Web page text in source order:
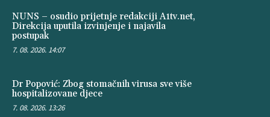
NUNS – osudio prijetnje redakciji A1tv.net,
Direkcija uputila izvinjenje i najavila
postupak
7. 08. 2026. 14:07
Dr Popović: Zbog stomačnih virusa sve više
hospitalizovane djece
7. 08. 2026. 13:26